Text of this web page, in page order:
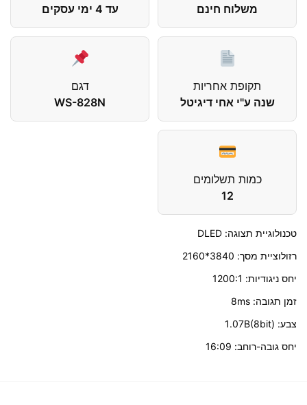
משלוח חינם
עד 4 ימי עסקים
תקופת אחריות
שנה ע"י אחי דיגיטל
דגם
WS-828N
כמות תשלומים
12
טכנולוגיית תצוגה: DLED
רזולוציית מסך: 3840*2160
יחס ניגודיות: 1200:1
זמן תגובה: 8ms
צבע: 1.07B(8bit)
יחס גובה-רוחב: 16:09